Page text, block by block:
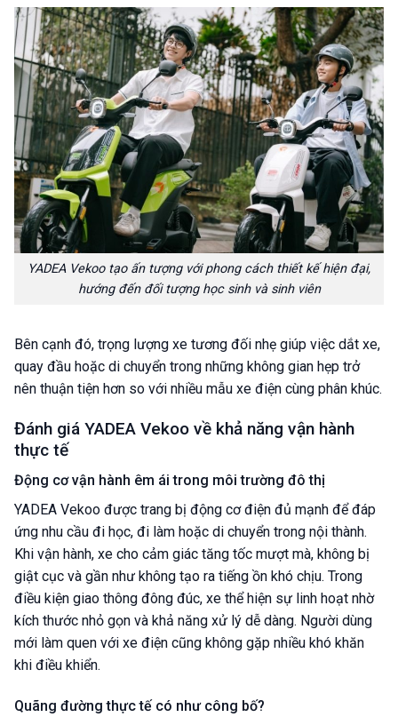
YADEA Vekoo tạo ấn tượng với phong cách thiết kế hiện đại,
hướng đến đối tượng học sinh và sinh viên
Bên cạnh đó, trọng lượng xe tương đối nhẹ giúp việc dắt xe,
quay đầu hoặc di chuyển trong những không gian hẹp trở
nên thuận tiện hơn so với nhiều mẫu xe điện cùng phân khúc.
Đánh giá YADEA Vekoo về khả năng vận hành
thực tế
Động cơ vận hành êm ái trong môi trường đô thị
YADEA Vekoo được trang bị động cơ điện đủ mạnh để đáp
ứng nhu cầu đi học, đi làm hoặc di chuyển trong nội thành.
Khi vận hành, xe cho cảm giác tăng tốc mượt mà, không bị
giật cục và gần như không tạo ra tiếng ồn khó chịu. Trong
điều kiện giao thông đông đúc, xe thể hiện sự linh hoạt nhờ
kích thước nhỏ gọn và khả năng xử lý dễ dàng. Người dùng
mới làm quen với xe điện cũng không gặp nhiều khó khăn
khi điều khiển.
Quãng đường thực tế có như công bố?